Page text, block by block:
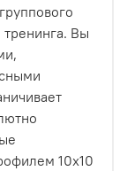
Вы
10х10